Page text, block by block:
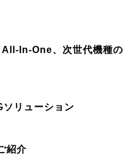
All-In-One、次世代機種の
ソリューション
紹介